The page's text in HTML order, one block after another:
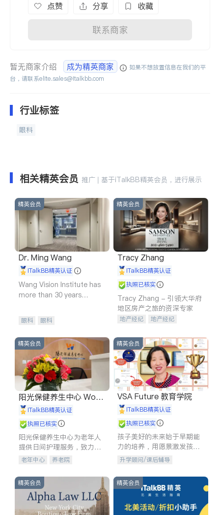
点赞 分享 收藏
联系商家
暂无商家介绍 成为精英商家
如果不想放置信息在我们的平
台，请联系elite.sales@italkbb.com
行业标签
眼科
相关精英会员 推广 | 基于iTalkBB精英会员，进行展示
精英会员
Dr. Ming Wang
iTalkBB精英认证
Wang Vision Institute has
more than 30 years
眼科 眼科
精英会员
Tracy Zhang
iTalkBB精英认证
执照已核实
Tracy Zhang - 引领大华府
地区房产之旅的资深专家
地产经纪
地产经纪
商铺租售
开发商建商
精英会员
阳光保健养生中心 World
shine
iTalkBB精英认证
执照已核实
阳光保健养生中心为老年人
提供日间护理服务，致力于
通过持续的护理创新来有效
老年中心 养老院
精英会员
VSA Future 教育学院
iTalkBB精英认证
执照已核实
孩子美好的未来始于早期能
力的培养，用愿景激发孩子
的学习潜力和动力。理念：
拥有成长型心态是成功的基
石。
升学顾问/课后辅导
精英会员 精英会员